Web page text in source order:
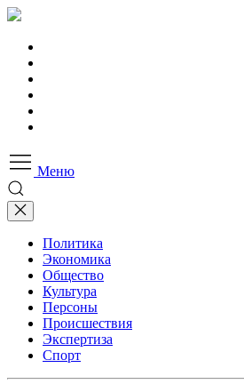
Меню
Политика
Экономика
Общество
Культура
Персоны
Происшествия
Экспертиза
Спорт